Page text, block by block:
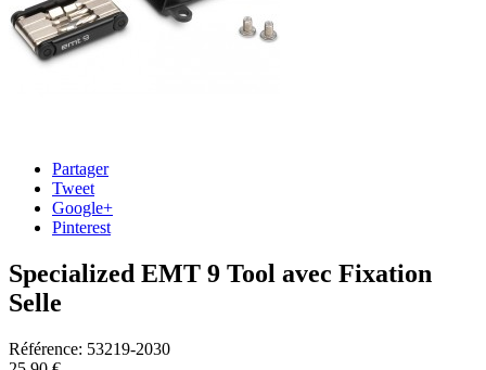
Partager
Tweet
Google+
Pinterest
Specialized EMT 9 Tool avec Fixation
Selle
Référence: 53219-2030